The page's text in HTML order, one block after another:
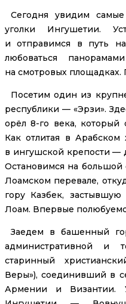
Сегодня увидим
уголки Ингушетии.
и отправимся в путь
любоваться
на смотровых площадках.
Посетим один из
республики — «Эрзи».
орёл 8-го века, который
Как отлитая в Арабском
в ингушской крепости —
Остановимся на
Лоамском перевале,
гору Казбек,
Лоам. Впервые
Заедем в башенный
административной и
старинный
Веры»), соединивший в
Армении и Византии.